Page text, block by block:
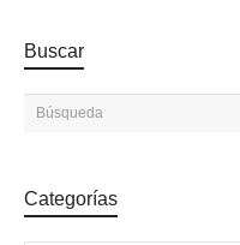
Buscar
Categorías